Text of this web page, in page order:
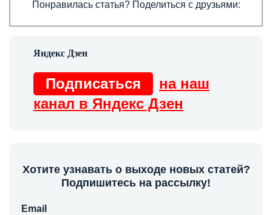
Понравилась статья? Поделиться с друзьями:
Подписаться
на наш
канал в Яндекс Дзен
Хотите узнавать о выходе новых статей?
Подпишитесь на рассылку!
Email